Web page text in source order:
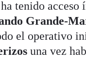
tenido acceso
Grande-
el operativo
una vez